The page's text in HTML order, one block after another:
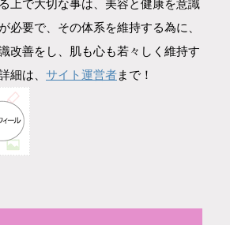
上で大切な事は、美容と健康を意識
必要で、その体系を維持する為に、
改善をし、肌も心も若々しく維持す
細は、 サイト運営者まで！